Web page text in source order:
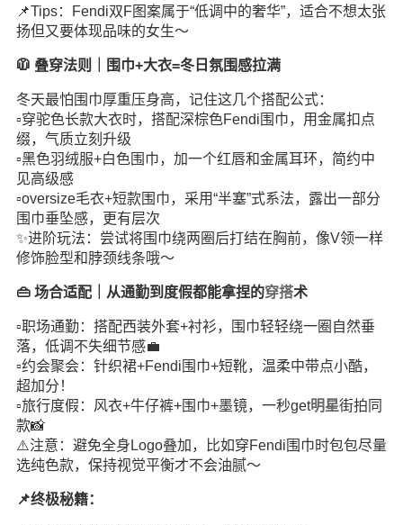
📌Tips：Fendi双F图案属于“低调中的奢华”，适合不想太张
扬但又要体现品味的女生～
🧥 叠穿法则｜围巾+大衣=冬日氛围感拉满
冬天最怕围巾厚重压身高，记住这几个搭配公式：
▫️穿驼色长款大衣时，搭配深棕色Fendi围巾，用金属扣点
缀，气质立刻升级
▫️黑色羽绒服+白色围巾，加一个红唇和金属耳环，简约中
见高级感
▫️oversize毛衣+短款围巾，采用“半塞”式系法，露出一部分
围巾垂坠感，更有层次
✨进阶玩法：尝试将围巾绕两圈后打结在胸前，像V领一样
修饰脸型和脖颈线条哦～
👜 场合适配｜从通勤到度假都能拿捏的穿搭术
▫️职场通勤：搭配西装外套+衬衫，围巾轻轻绕一圈自然垂
落，低调不失细节感💼
▫️约会聚会：针织裙+Fendi围巾+短靴，温柔中带点小酷，
超加分！
▫️旅行度假：风衣+牛仔裤+围巾+墨镜，一秒get明星街拍同
款📸
⚠️注意：避免全身Logo叠加，比如穿Fendi围巾时包包尽量
选纯色款，保持视觉平衡才不会油腻～
📌终极秘籍：